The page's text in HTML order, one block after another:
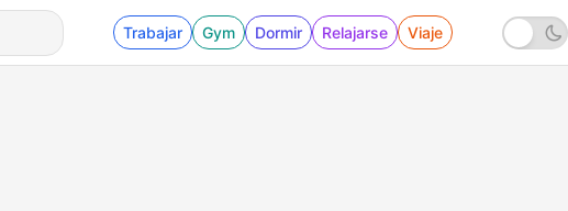
Trabajar Gym Dormir Relajarse Viaje